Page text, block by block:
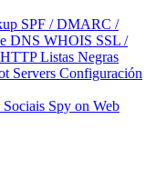
SPF / DMARC /
DNS WHOIS SSL /
HTTPListas Negras
Servers Configuración
Sociais Spy on Web